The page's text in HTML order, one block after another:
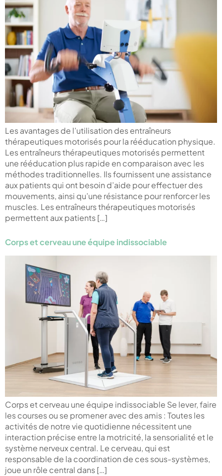
Les avantages de l’utilisation des entraîneurs
thérapeutiques motorisés pour la rééducation physique.
Les entraîneurs thérapeutiques motorisés permettent
une rééducation plus rapide en comparaison avec les
méthodes traditionnelles. Ils fournissent une assistance
aux patients qui ont besoin d’aide pour effectuer des
mouvements, ainsi qu’une résistance pour renforcer les
muscles. Les entraîneurs thérapeutiques motorisés
permettent aux patients […]
Corps et cerveau une équipe indissociable
Corps et cerveau une équipe indissociable Se lever, faire
les courses ou se promener avec des amis : Toutes les
activités de notre vie quotidienne nécessitent une
interaction précise entre la motricité, la sensorialité et le
système nerveux central. Le cerveau, qui est
responsable de la coordination de ces sous-systèmes,
joue un rôle central dans […]